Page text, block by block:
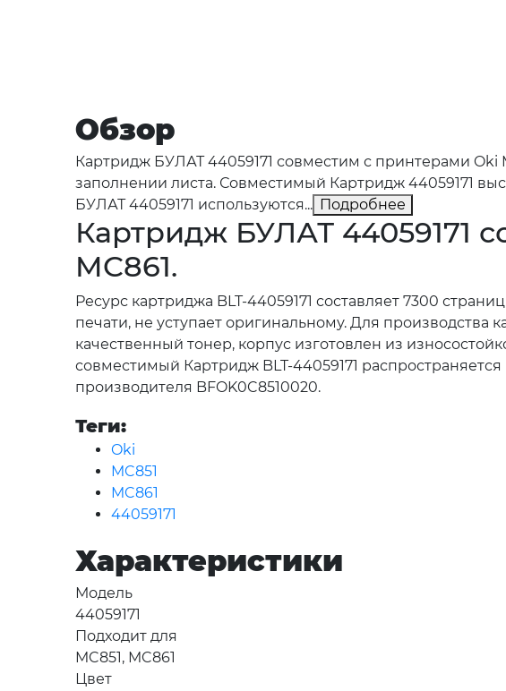
Обзор
Картридж БУЛАТ 44059171 совместим с принтерами Oki
заполнении листа. Совместимый Картридж 44059171
БУЛАТ 44059171 используются... Подробнее
Картридж БУЛАТ 44059171
MC861.
Ресурс картриджа BLT-44059171 составляет 7300
печати, не уступает оригинальному. Для
качественный тонер, корпус изготовлен из
совместимый Картридж BLT-44059171
производителя BFOK0C8510020.
Теги:
Oki
MC851
MC861
44059171
Характеристики
Модель
44059171
Подходит для
MC851, MC861
Цвет